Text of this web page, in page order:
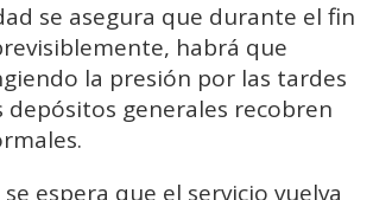
se asegura que durante el fin
habrá que
la presión por las tardes
depósitos generales recobren
espera que el servicio vuelva